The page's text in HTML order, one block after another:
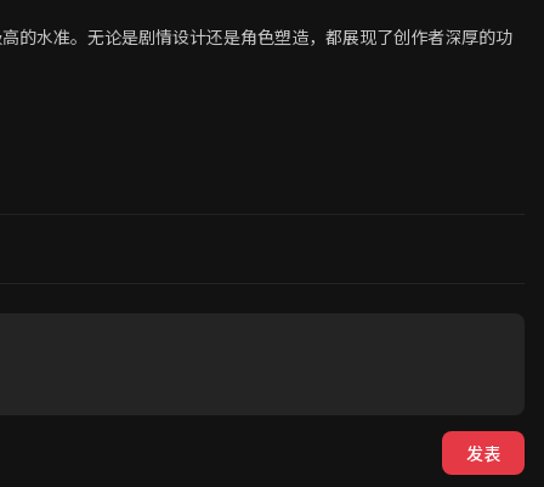
的水准。无论是剧情设计还是角色塑造，都展现了创作者深厚的功
发表